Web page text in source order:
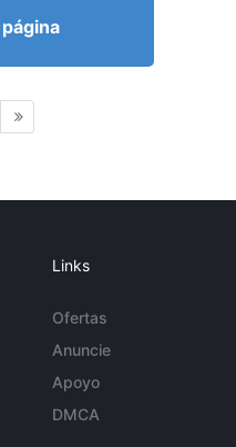
Links
Ofertas
Anuncie
Apoyo
DMCA